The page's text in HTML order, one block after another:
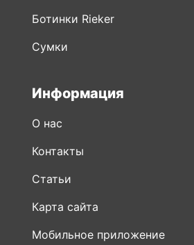
Ботинки Rieker
Сумки
Информация
О нас
Контакты
Статьи
Карта сайта
Мобильное приложение